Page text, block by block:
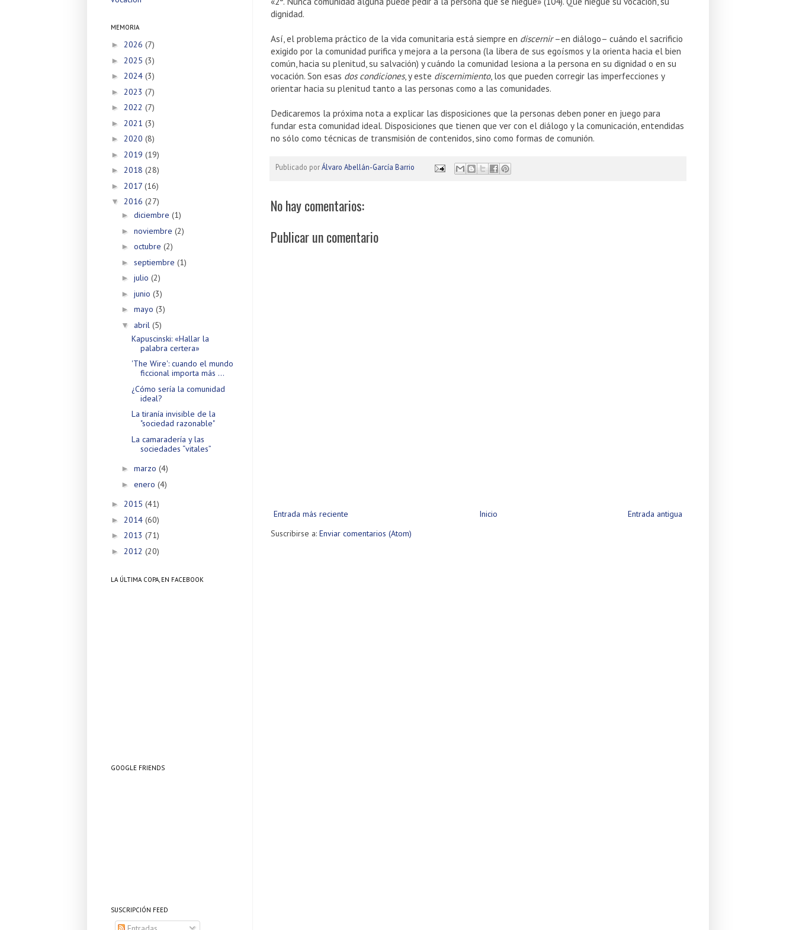
dignidad.
Así, el problema práctico de la vida comunitaria está siempre en discernir–en diálogo– cuándo el sacrificio
exigido por la comunidad purifica y mejora a la persona (la libera de sus egoísmos y la orienta hacia el bien
común, hacia su plenitud, su salvación) y cuándo la comunidad lesiona a la persona en su dignidad o en su
vocación. Son esas dos condiciones, y este discernimiento, los que pueden corregir las imperfecciones y
orientar hacia su plenitud tanto a las personas como a las comunidades.
Dedicaremos la próxima nota a explicar las disposiciones que la personas deben poner en juego para
fundar esta comunidad ideal. Disposiciones que tienen que ver con el diálogo y la comunicación, entendidas
no sólo como técnicas de transmisión de contenidos, sino como formas de comunión.
Publicado porÁlvaro Abellán-García Barrio
No hay comentarios:
Publicar un comentario
Entrada más reciente Entrada antigua
Inicio
Suscribirse a: Enviar comentarios (Atom)
MEMORIA
► 2026 (7)
► 2025 (3)
► 2024 (3)
► 2023 (7)
► 2022 (7)
► 2021 (3)
► 2020 (8)
► 2019 (19)
► 2018 (28)
► 2017 (16)
▼ 2016 (27)
► diciembre (1)
► noviembre (2)
► octubre (2)
► septiembre (1)
► julio (2)
► junio (3)
► mayo (3)
▼ abril (5)
Kapuscinski: «Hallar la
palabra certera»
'The Wire': cuando el mundo
ficcional importa más ...
¿Cómo sería la comunidad
ideal?
La tiranía invisible de la
"sociedad razonable"
La camaradería y las
sociedades “vitales”
► marzo (4)
► enero (4)
► 2015 (41)
► 2014 (60)
► 2013 (71)
► 2012 (20)
LA ÚLTIMA COPA, EN FACEBOOK
GOOGLE FRIENDS
SUSCRIPCIÓN FEED